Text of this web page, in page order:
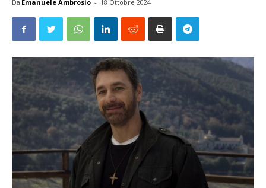
Da Emanuele Ambrosio - 18 Ottobre 2024